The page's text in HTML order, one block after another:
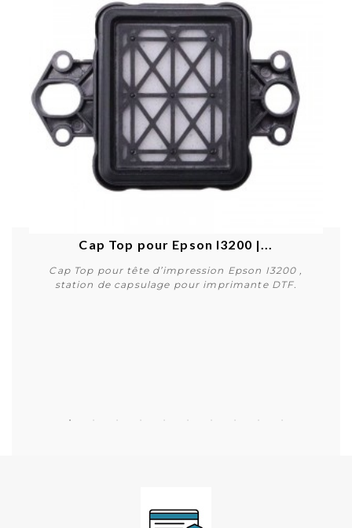
Cap Top pour Epson I3200 |...
Cap Top pour tête d’impression Epson I3200 ,
station de capsulage pour imprimante DTF.